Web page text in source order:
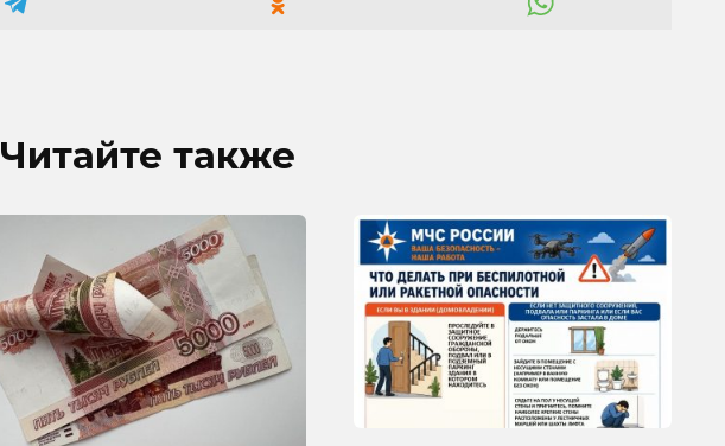
Читайте также